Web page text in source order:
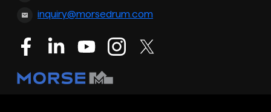
inquiry@morsedrum.com